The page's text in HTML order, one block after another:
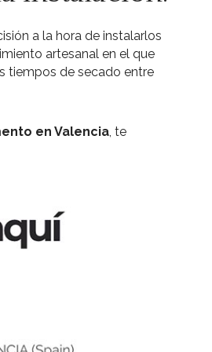
a la hora de instalarlos
artesanal en el que
tiempos de secado entre
en Valencia , te